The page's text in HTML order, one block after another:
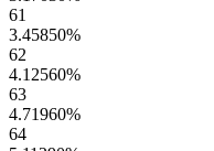
61
3.45850%
62
4.12560%
63
4.71960%
64